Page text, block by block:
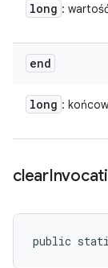
long :
end
long :
clear
public